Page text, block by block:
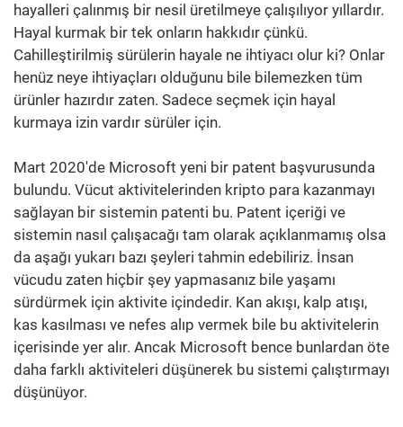
hayalleri çalınmış bir nesil üretilmeye çalışılıyor yıllardır.
Hayal kurmak bir tek onların hakkıdır çünkü.
Cahilleştirilmiş sürülerin hayale ne ihtiyacı olur ki? Onlar
henüz neye ihtiyaçları olduğunu bile bilemezken tüm
ürünler hazırdır zaten. Sadece seçmek için hayal
kurmaya izin vardır sürüler için.
Mart 2020'de Microsoft yeni bir patent başvurusunda
bulundu. Vücut aktivitelerinden kripto para kazanmayı
sağlayan bir sistemin patenti bu. Patent içeriği ve
sistemin nasıl çalışacağı tam olarak açıklanmamış olsa
da aşağı yukarı bazı şeyleri tahmin edebiliriz. İnsan
vücudu zaten hiçbir şey yapmasanız bile yaşamı
sürdürmek için aktivite içindedir. Kan akışı, kalp atışı,
kas kasılması ve nefes alıp vermek bile bu aktivitelerin
içerisinde yer alır. Ancak Microsoft bence bunlardan öte
daha farklı aktiviteleri düşünerek bu sistemi çalıştırmayı
düşünüyor.